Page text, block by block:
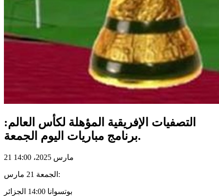
التصفيات الإفريقية المؤهلة لكأس العالم:
برنامج مباريات اليوم الجمعة.
21 مارس 2025، 14:00
الجمعة 21 مارس:
بوتسوانا 14:00 الجزائر